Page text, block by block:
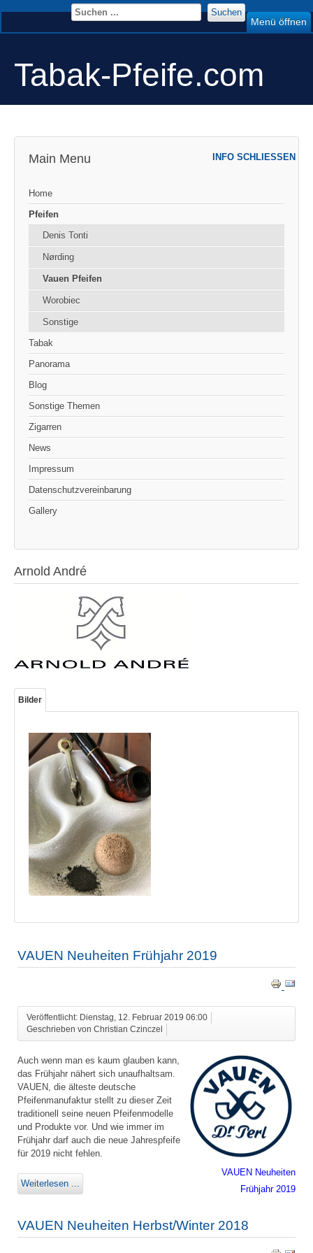
Tabak-Pfeife.com
Suchen
Menü öffnen
Main Menu
Home
Pfeifen
Denis Tonti
Nørding
Vauen Pfeifen
Worobiec
Sonstige
Tabak
Panorama
Blog
Sonstige Themen
Zigarren
News
Impressum
Datenschutzvereinbarung
Gallery
Arnold André
Bilder
VAUEN Neuheiten Frühjahr 2019
Veröffentlicht: Dienstag, 12. Februar 2019 06:00
Geschrieben von Christian Czinczel
VAUEN Neuheiten
Frühjahr 2019
Auch wenn man es kaum glauben kann,
das Frühjahr nähert sich unaufhaltsam.
VAUEN, die älteste deutsche
Pfeifenmanufaktur stellt zu dieser Zeit
traditionell seine neuen Pfeifenmodelle
und Produkte vor. Und wie immer im
Frühjahr darf auch die neue Jahrespfeife
für 2019 nicht fehlen.
Weiterlesen ...
VAUEN Neuheiten Herbst/Winter 2018
INFO SCHLIESSEN